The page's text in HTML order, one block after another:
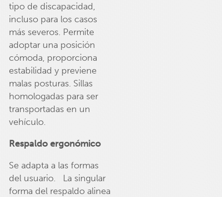
tipo de discapacidad,
incluso para los casos
más severos. Permite
adoptar una posición
cómoda, proporciona
estabilidad y previene
malas posturas. Sillas
homologadas para ser
transportadas en un
vehículo.
Respaldo ergonómico
Se adapta a las formas
del usuario. La singular
forma del respaldo alinea